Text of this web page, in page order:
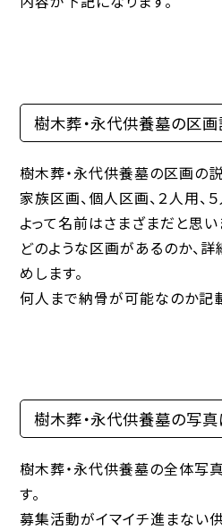
樹木葬・永代供養墓の区
樹木葬・永代供養墓の区画の説
家族区画、個人区画、２人用
よって名前はさまざまだと思い
どのような区画があるのか、
めします。
何人まで納骨が可能なのか記載
樹木葬・永代供養墓の写真
樹木葬・永代供養墓の全体写
す。
募集活動がイマイチ進まない